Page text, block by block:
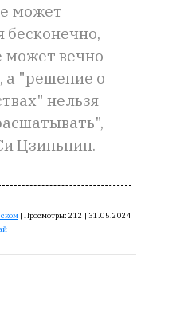
может
бесконечно,
может вечно
а "решение о
нельзя
Цзиньпин.
| Просмотры: 212 | 31.05.2024